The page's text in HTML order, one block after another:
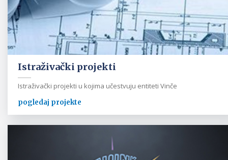
Istraživački projekti
Istraživački projekti u kojima učestvuju entiteti Vinče
pogledaj projekte